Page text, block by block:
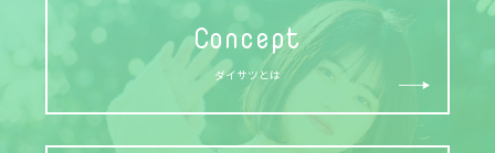
Concept
ダイサツとは